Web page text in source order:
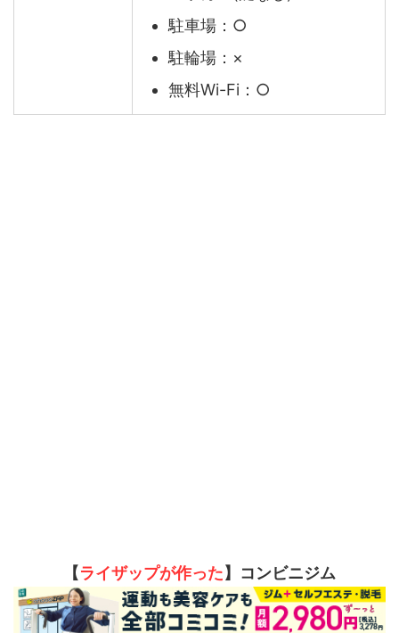
駐車場：○
駐輪場：×
無料Wi-Fi：○
【ライザップが作った】コンビニジム